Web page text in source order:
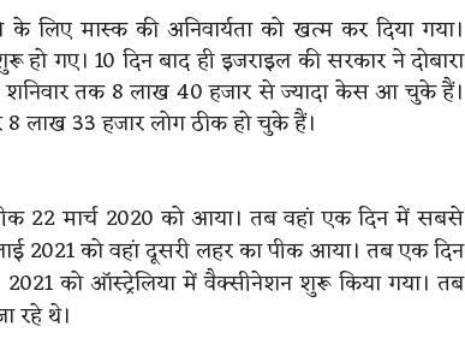
लिए मास्क की अनिवार्यता को खत्म कर दिया गया।
गए। 10 दिन बाद ही इजराइल की सरकार ने दोबारा
शनिवार तक 8 लाख 40 हजार से ज्यादा केस आ चुके हैं।
8 लाख 33 हजार लोग ठीक हो चुके हैं।
22 मार्च 2020 को आया। तब वहां एक दिन में सबसे
2021 को वहां दूसरी लहर का पीक आया। तब एक दिन
को ऑस्ट्रेलिया में वैक्सीनेशन शुरू किया गया। तब
रहे थे।